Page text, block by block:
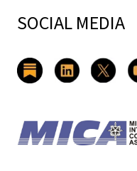
SOCIAL MEDIA